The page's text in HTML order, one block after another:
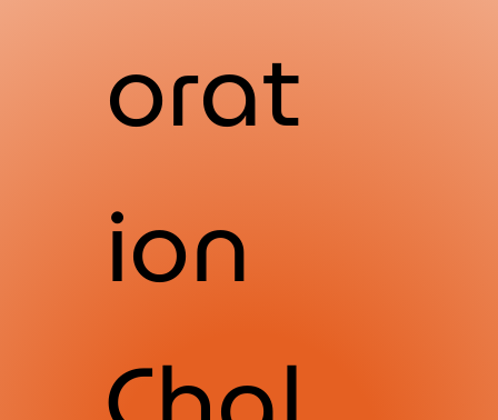
orat
ion